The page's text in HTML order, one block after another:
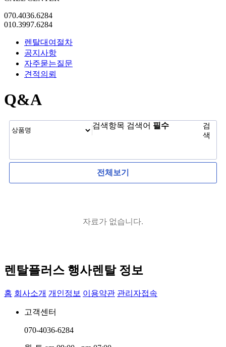
070.4036.6284
010.3997.6284
렌탈대여절차
공지사항
자주묻는질문
견적의뢰
Q&A
검색항목 검색어 필수
검
색
전체보기
자료가 없습니다.
렌탈플러스 행사렌탈 정보
홈 회사소개 개인정보 이용약관 관리자접속
고객센터
070-4036-6284